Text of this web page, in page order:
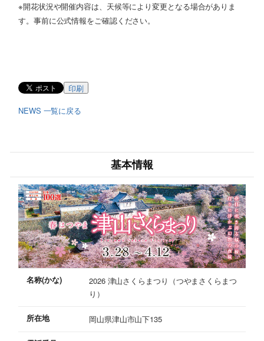
※開花状況や開催内容は、天候等により変更となる場合がありま
す。事前に公式情報をご確認ください。
印刷
NEWS 一覧に戻る
基本情報
名称(かな)
2026 津山さくらまつり（つやまさくらまつ
り）
所在地 岡山県津山市山下135